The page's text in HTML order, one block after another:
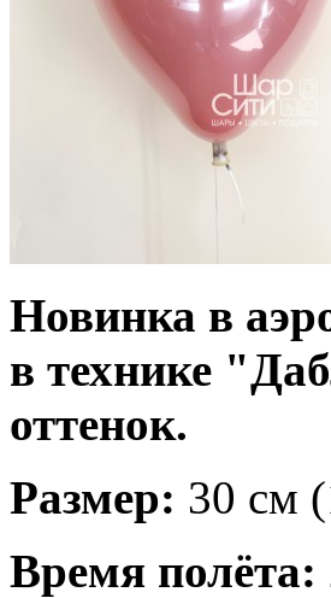
Новинка в
в технике
оттенок.
Размер: 30 см
Время полёта: